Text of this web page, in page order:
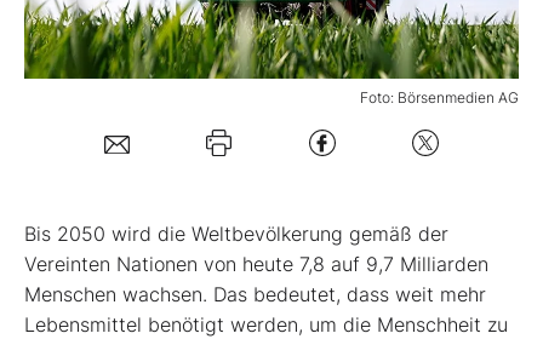
Mein Konto
Folgen Sie uns
Kontakt
Foto: Börsenmedien AG
Bis 2050 wird die Weltbevölkerung gemäß der
Vereinten Nationen von heute 7,8 auf 9,7 Milliarden
Menschen wachsen. Das bedeutet, dass weit mehr
Lebensmittel benötigt werden, um die Menschheit zu